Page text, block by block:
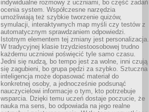
indywidualne rozmowy z uczniami, bo część zadań
ocenia system. Współczesne narzędzia
umożliwiają też szybkie tworzenie quizów,
symulacji, interaktywnych map myśli czy testów z
automatycznym sprawdzaniem odpowiedzi.
Istotnym elementem tej zmiany jest personalizacja.
W tradycyjnej klasie trzydziestoosobowej trudno
każdemu uczniowi poświęcić tyle samo czasu.
Jedni się nudzą, bo tempo jest za wolne, inni czują
się zagubieni, bo grupa pędzi za szybko. Sztuczna
inteligencja może dopasować materiał do
konkretnej osoby, a jednocześnie podsunąć
nauczycielowi informacje o tym, kto potrzebuje
wsparcia. Dzięki temu uczeń dostaje poczucie, że
nauka ma sens, bo odpowiada na jego realne